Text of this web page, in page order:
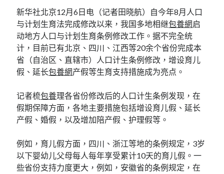
新华社北京12月6日电（记者田晓航）自今年8月人口
与计划生育法完成修改以来，我国多地相继包養網启
动地方人口与计划生育条例修改工作。据不完全统
计，目前已有北京、四川、江西等20余个省份完成本
省（自治区、直辖市）人口计生条例修改，增设育儿
假、延长包養網产假等生育支持措施成为亮点。
记者梳包養理各省份修改后的人口计生条例发现，在
假期保障方面，各地主要措施包括增设育儿假、延长
产假、婚假，以及增加陪产假、护理假等。
例如，育儿假方面，四川、浙江等地的条例规定，3岁
以下婴幼儿父母每人每年享受累计10天的育儿假。一
些省份支持力度更大，例如，安徽省的条例规定，在